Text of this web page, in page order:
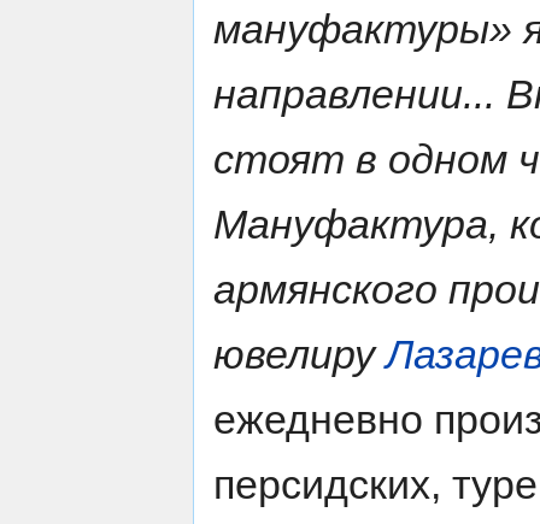
мануфактуры»
направлении...
стоят в одном
Мануфактура,
армянского
ювелиру
ежедневно
персидских,